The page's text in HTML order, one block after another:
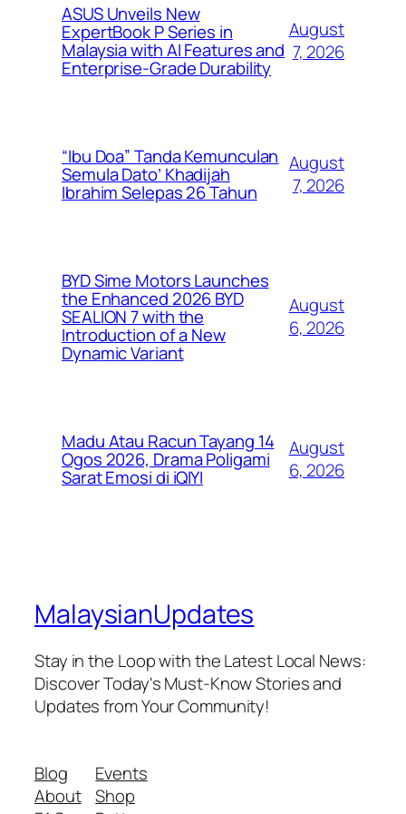
ASUS Unveils New
ExpertBook P Series in
Malaysia with AI Features and
Enterprise-Grade Durability
August
7, 2026
“Ibu Doa” Tanda Kemunculan
Semula Dato’ Khadijah
Ibrahim Selepas 26 Tahun
August
7, 2026
BYD Sime Motors Launches
the Enhanced 2026 BYD
SEALION 7 with the
Introduction of a New
Dynamic Variant
August
6, 2026
Madu Atau Racun Tayang 14
Ogos 2026, Drama Poligami
Sarat Emosi di iQIYI
August
6, 2026
MalaysianUpdates
Stay in the Loop with the Latest Local News:
Discover Today's Must-Know Stories and
Updates from Your Community!
Blog
About
Events
Shop